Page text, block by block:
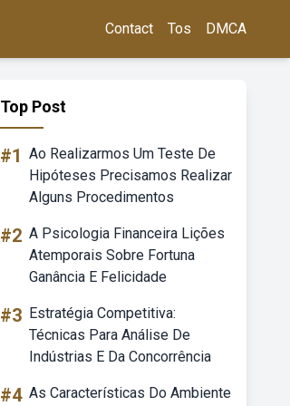
Contact Tos DMCA
Top Post
#1 Ao Realizarmos Um Teste De
Hipóteses Precisamos Realizar
Alguns Procedimentos
#2 A Psicologia Financeira Lições
Atemporais Sobre Fortuna
Ganância E Felicidade
#3 Estratégia Competitiva:
Técnicas Para Análise De
Indústrias E Da Concorrência
#4 As Características Do Ambiente